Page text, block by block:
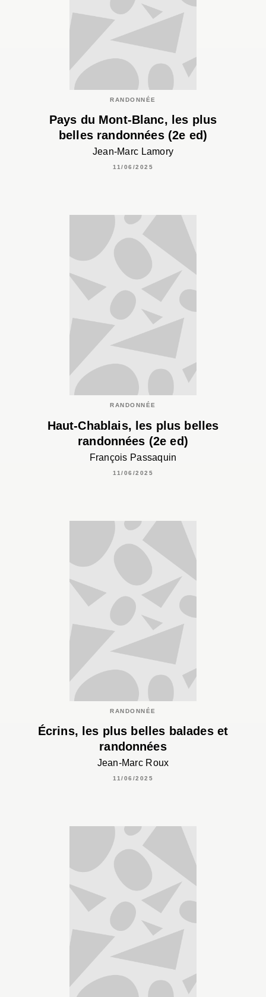
RANDONNÉE
Pays du Mont-Blanc, les plus
belles randonnées (2e ed)
Jean-Marc Lamory
11/06/2025
RANDONNÉE
Haut-Chablais, les plus belles
randonnées (2e ed)
François Passaquin
11/06/2025
RANDONNÉE
Écrins, les plus belles balades et
randonnées
Jean-Marc Roux
11/06/2025